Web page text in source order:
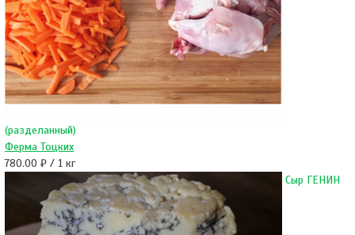
(разделанный)
Ферма Тоцких
780.00 ₽ / 1 кг
Сыр ГЕНИН